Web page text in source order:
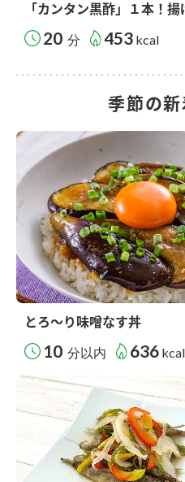
「カンタン黒酢」１本！
20 分 453 kcal
季節の
とろ～り味噌なす丼
10 分以内 636 kcal